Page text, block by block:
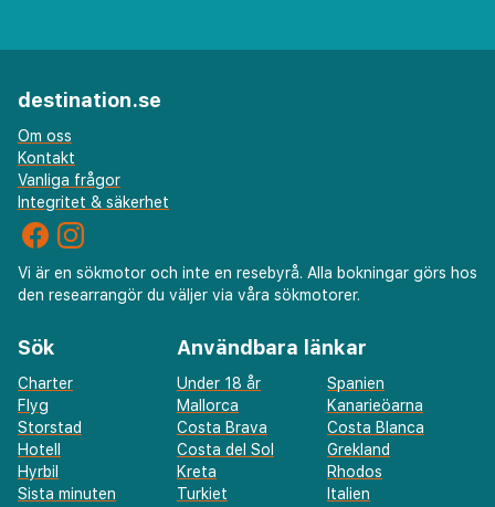
destination.se
Om oss
Kontakt
Vanliga frågor
Integritet & säkerhet
Vi är en sökmotor och inte en resebyrå. Alla bokningar görs hos
den researrangör du väljer via våra sökmotorer.
Sök
Charter
Flyg
Storstad
Hotell
Hyrbil
Sista minuten
Användbara länkar
Under 18 år
Spanien
Mallorca
Kanarieöarna
Costa Brava
Costa Blanca
Costa del Sol
Grekland
Kreta
Rhodos
Turkiet
Italien